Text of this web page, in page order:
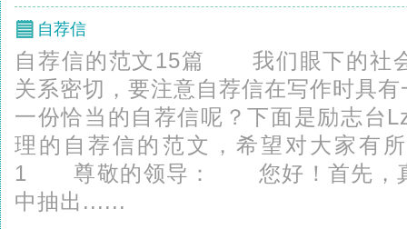
自荐信
自荐信的范文15篇 我们眼下的社
关系密切，要注意自荐信在写作时具
一份恰当的自荐信呢？下面是励志台
理的自荐信的范文，希望对大家有
1 尊敬的领导： 您好！首先，真
中抽出......